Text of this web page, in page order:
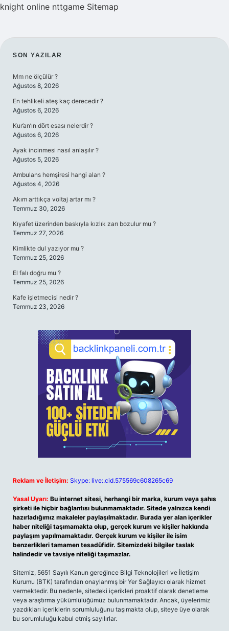
knight online nttgame Sitemap
SIDEBAR
SON YAZILAR
Mm ne ölçülür ?
Ağustos 8, 2026
En tehlikeli ateş kaç derecedir ?
Ağustos 6, 2026
Kur’an’ın dört esası nelerdir ?
Ağustos 6, 2026
Ayak incinmesi nasıl anlaşılır ?
Ağustos 5, 2026
Ambulans hemşiresi hangi alan ?
Ağustos 4, 2026
Akım arttıkça voltaj artar mı ?
Temmuz 30, 2026
Kıyafet üzerinden baskıyla kızlık zarı bozulur mu ?
Temmuz 27, 2026
Kimlikte dul yazıyor mu ?
Temmuz 25, 2026
El falı doğru mu ?
Temmuz 25, 2026
Kafe işletmecisi nedir ?
Temmuz 23, 2026
Reklam ve İletişim: Skype: live:.cid.575569c608265c69
Yasal Uyarı: Bu internet sitesi, herhangi bir marka, kurum veya şahıs
şirketi ile hiçbir bağlantısı bulunmamaktadır. Sitede yalnızca kendi
hazırladığımız makaleler paylaşılmaktadır. Burada yer alan içerikler
haber niteliği taşımamakta olup, gerçek kurum ve kişiler hakkında
paylaşım yapılmamaktadır. Gerçek kurum ve kişiler ile isim
benzerlikleri tamamen tesadüfidir. Sitemizdeki bilgiler taslak
halindedir ve tavsiye niteliği taşımazlar.
Sitemiz, 5651 Sayılı Kanun gereğince Bilgi Teknolojileri ve İletişim
Kurumu (BTK) tarafından onaylanmış bir Yer Sağlayıcı olarak hizmet
vermektedir. Bu nedenle, sitedeki içerikleri proaktif olarak denetleme
veya araştırma yükümlülüğümüz bulunmamaktadır. Ancak, üyelerimiz
yazdıkları içeriklerin sorumluluğunu taşımakta olup, siteye üye olarak
bu sorumluluğu kabul etmiş sayılırlar.